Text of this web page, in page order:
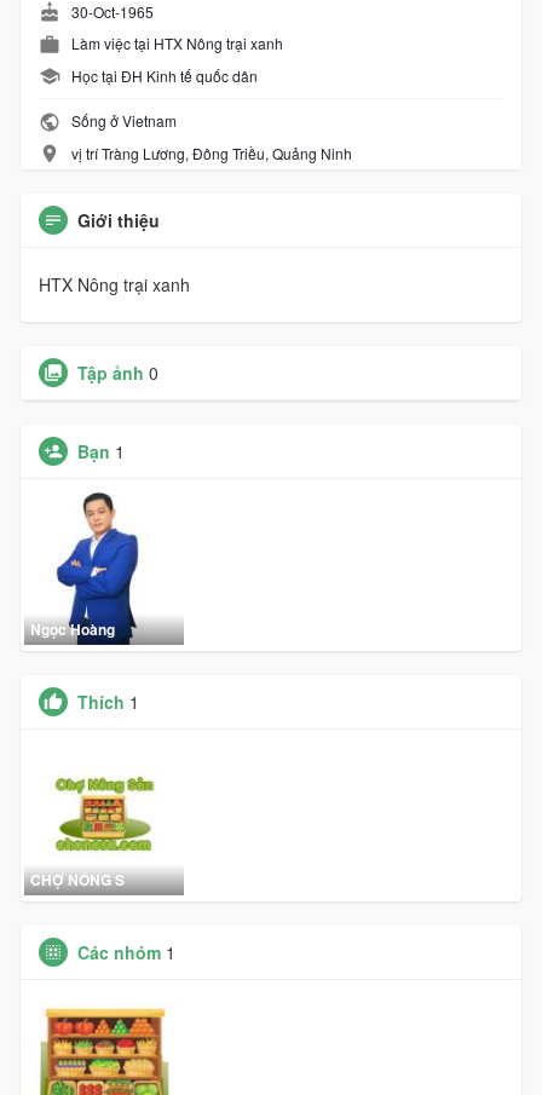
30-Oct-1965
Làm việc tại HTX Nông trại xanh
Học tại ĐH Kinh tế quốc dân
Sống ở Vietnam
vị trí Tràng Lương, Đông Triều, Quảng Ninh
Giới thiệu
HTX Nông trại xanh
Tập ảnh 0
Bạn 1
Ngọc Hoàng
Thích 1
CHỢ NÔNG S
Các nhóm 1